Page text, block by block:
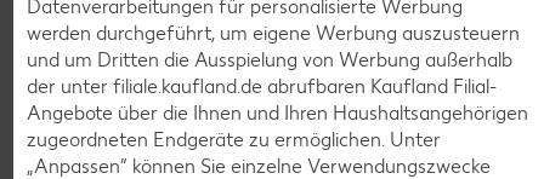
Weitere Angebote anzeigen
Datenverarbeitungen für personalisierte Werbung
werden durchgeführt, um eigene Werbung auszusteuern
und um Dritten die Ausspielung von Werbung außerhalb
der unter filiale.kaufland.de abrufbaren Kaufland Filial-
Angebote über die Ihnen und Ihren Haushaltsangehörigen
zugeordneten Endgeräte zu ermöglichen. Unter
„Anpassen“ können Sie einzelne Verwendungszwecke